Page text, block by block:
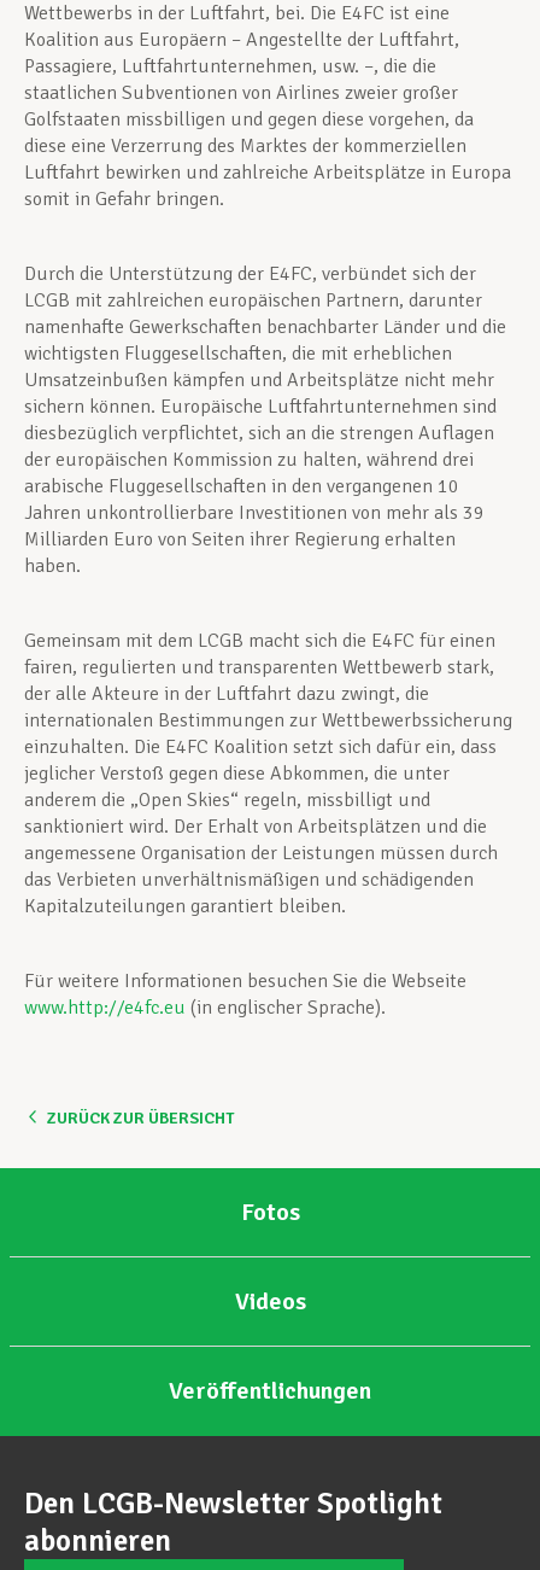
Wettbewerbs in der Luftfahrt, bei. Die E4FC ist eine
Koalition aus Europäern – Angestellte der Luftfahrt,
Passagiere, Luftfahrtunternehmen, usw. –, die die
staatlichen Subventionen von Airlines zweier großer
Golfstaaten missbilligen und gegen diese vorgehen, da
diese eine Verzerrung des Marktes der kommerziellen
Luftfahrt bewirken und zahlreiche Arbeitsplätze in Europa
somit in Gefahr bringen.
Durch die Unterstützung der E4FC, verbündet sich der
LCGB mit zahlreichen europäischen Partnern, darunter
namenhafte Gewerkschaften benachbarter Länder und die
wichtigsten Fluggesellschaften, die mit erheblichen
Umsatzeinbußen kämpfen und Arbeitsplätze nicht mehr
sichern können. Europäische Luftfahrtunternehmen sind
diesbezüglich verpflichtet, sich an die strengen Auflagen
der europäischen Kommission zu halten, während drei
arabische Fluggesellschaften in den vergangenen 10
Jahren unkontrollierbare Investitionen von mehr als 39
Milliarden Euro von Seiten ihrer Regierung erhalten
haben.
Gemeinsam mit dem LCGB macht sich die E4FC für einen
fairen, regulierten und transparenten Wettbewerb stark,
der alle Akteure in der Luftfahrt dazu zwingt, die
internationalen Bestimmungen zur Wettbewerbssicherung
einzuhalten. Die E4FC Koalition setzt sich dafür ein, dass
jeglicher Verstoß gegen diese Abkommen, die unter
anderem die „Open Skies“ regeln, missbilligt und
sanktioniert wird. Der Erhalt von Arbeitsplätzen und die
angemessene Organisation der Leistungen müssen durch
das Verbieten unverhältnismäßigen und schädigenden
Kapitalzuteilungen garantiert bleiben.
Für weitere Informationen besuchen Sie die Webseite
www.http://e4fc.eu (in englischer Sprache).
ZURÜCK ZUR ÜBERSICHT
Fotos
Videos
Veröffentlichungen
Den LCGB-Newsletter Spotlight
abonnieren